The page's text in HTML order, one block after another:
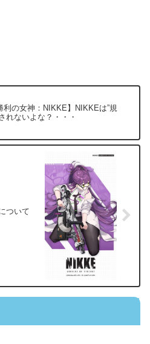
利の女神：NIKKE】NIKKEは”規
れないよな？・・・
ついて